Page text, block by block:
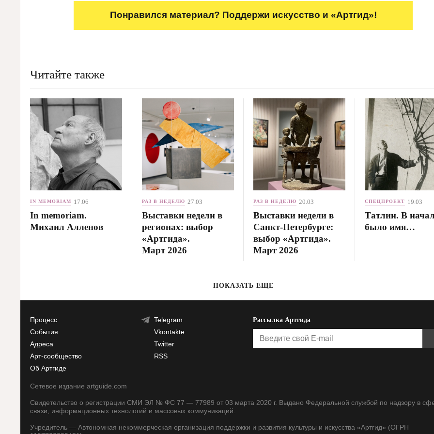
Понравился материал? Поддержи искусство и «Артгид»!
Читайте также
IN MEMORIAM 17.06
In memoriam.
Михаил Алленов
РАЗ В НЕДЕЛЮ 27.03
Выставки недели в
регионах: выбор
«Артгида».
Март 2026
РАЗ В НЕДЕЛЮ 20.03
Выставки недели в
Санкт-Петербурге:
выбор «Артгида».
Март 2026
СПЕЦПРОЕКТ 19.03
Татлин. В
было имя…
ПОКАЗАТЬ ЕЩЕ
Процесс
События
Адреса
Арт-сообщество
Об Артгиде
Telegram
Vkontakte
Twitter
RSS
Рассылка Артгида
Сетевое издание artguide.com
Свидетельство о регистрации СМИ ЭЛ № ФС 77 — 77989 от 03 марта 2020 г. Выдано Федеральной службой по надзору в
связи, информационных технологий и массовых коммуникаций.
Учредитель — Автономная некоммерческая организация поддержки и развития культуры и искусства «Артгид» (ОГРН